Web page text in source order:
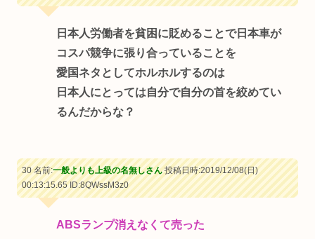
日本人労働者を貧困に貶めることで日本車が
コスパ競争に張り合っていることを
愛国ネタとしてホルホルするのは
日本人にとっては自分で自分の首を絞めてい
るんだからな？
30 名前:一般よりも上級の名無しさん投稿日時:2019/12/08(日)
00:13:15.65ID:8QWssM3z0
ABSランプ消えなくて売った